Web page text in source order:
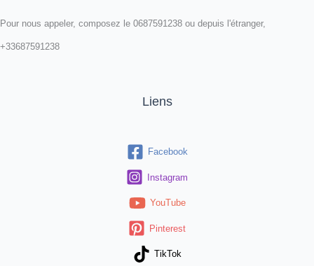
Pour nous appeler, composez le 0687591238 ou depuis l'étranger,
+33687591238
Liens
Facebook
Instagram
YouTube
Pinterest
TikTok